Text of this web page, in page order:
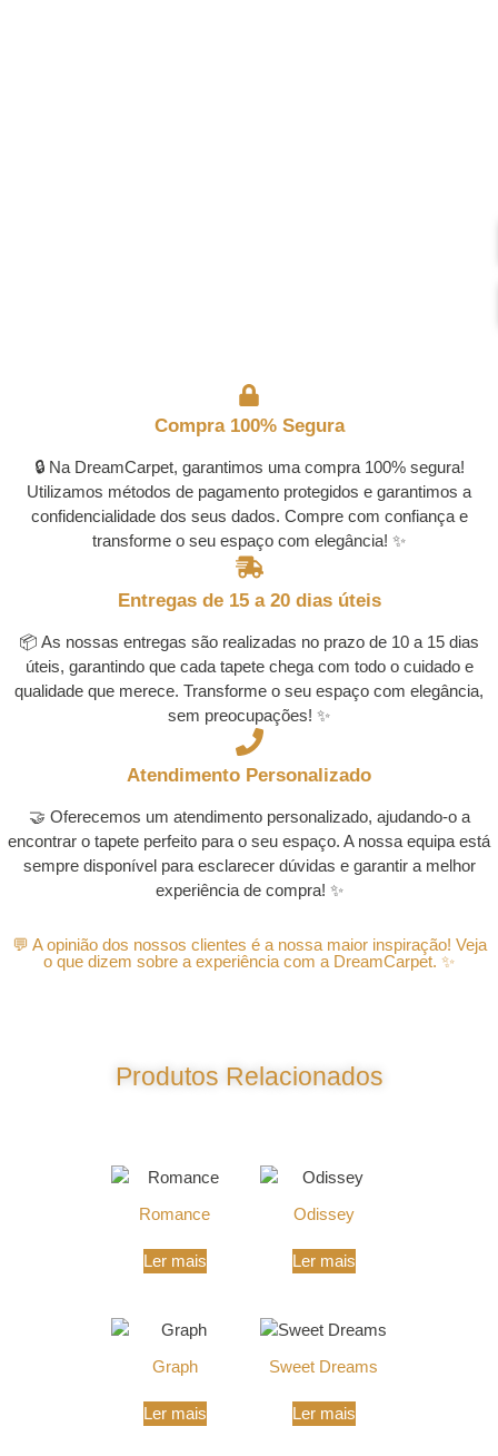
Compra 100% Segura
🔒 Na DreamCarpet, garantimos uma compra 100% segura!
Utilizamos métodos de pagamento protegidos e garantimos a
confidencialidade dos seus dados. Compre com confiança e
transforme o seu espaço com elegância! ✨
Entregas de 15 a 20 dias úteis
📦 As nossas entregas são realizadas no prazo de 10 a 15 dias
úteis, garantindo que cada tapete chega com todo o cuidado e
qualidade que merece. Transforme o seu espaço com elegância,
sem preocupações! ✨
Atendimento Personalizado
🤝 Oferecemos um atendimento personalizado, ajudando-o a
encontrar o tapete perfeito para o seu espaço. A nossa equipa está
sempre disponível para esclarecer dúvidas e garantir a melhor
experiência de compra! ✨
💬 A opinião dos nossos clientes é a nossa maior inspiração! Veja
o que dizem sobre a experiência com a DreamCarpet. ✨
Produtos Relacionados
Romance
Ler mais
Odissey
Ler mais
Graph
Ler mais
Sweet Dreams
Ler mais